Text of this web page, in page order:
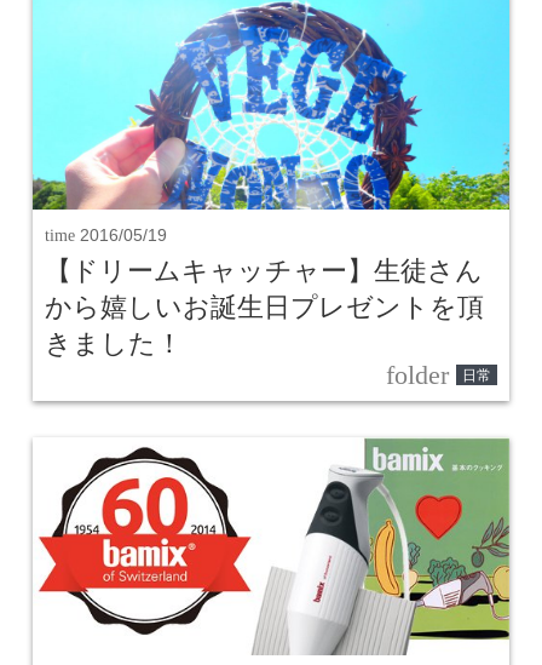
time 2016/05/19
【ドリームキャッチャー】生徒さん
から嬉しいお誕生日プレゼントを頂
きました！
folder 日常